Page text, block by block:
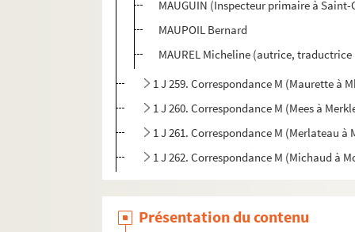
MAUGUIN (Inspecteur primaire à
MAUPOIL Bernard
MAUREL Micheline (autrice, traductrice
1 J 259. Correspondance M (Maurette à
1 J 260. Correspondance M (Mees à
1 J 261. Correspondance M (Merlateau à
1 J 262. Correspondance M (Michaud à
Présentation du contenu